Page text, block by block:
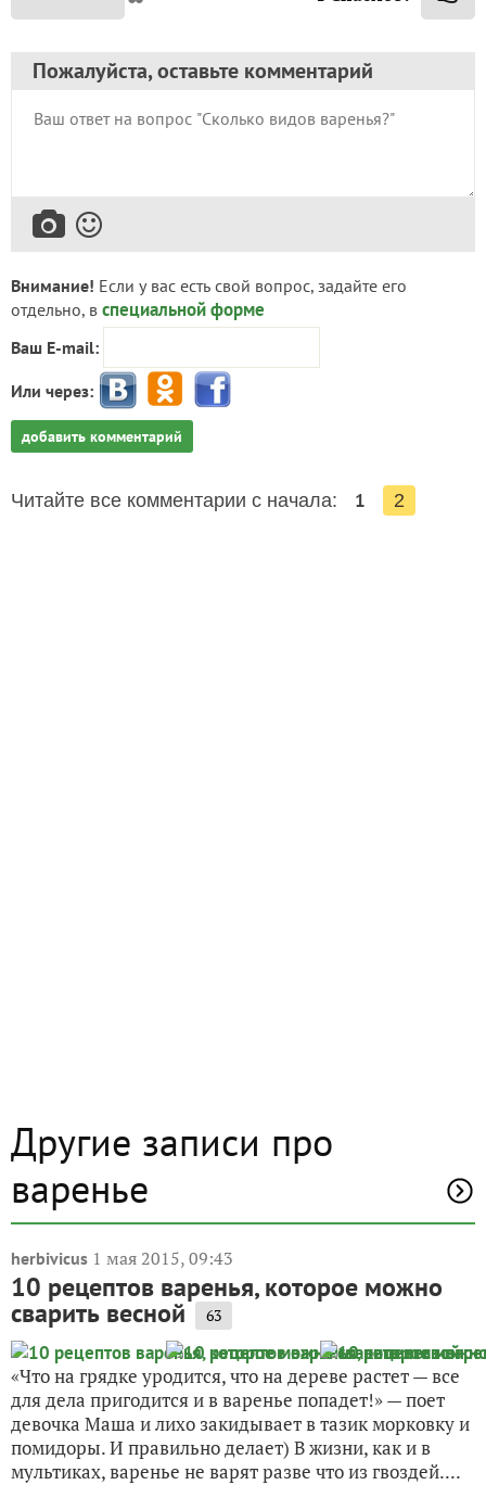
Пожалуйста, оставьте комментарий
Внимание! Если у вас есть свой вопрос, задайте его
отдельно, в специальной форме
Ваш E-mail:
Или через:
добавить комментарий
Читайте все комментарии с начала: 1 2
Другие записи про
варенье
herbivicus 1 мая 2015, 09:43
10 рецептов варенья, которое можно
сварить весной 63
«Что на грядке уродится, что на дереве растет — все
для дела пригодится и в варенье попадет!» — поет
девочка Маша и лихо закидывает в тазик морковку и
помидоры. И правильно делает) В жизни, как и в
мультиках, варенье не варят разве что из гвоздей....